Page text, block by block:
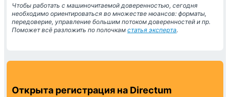
Чтобы работать с машиночитаемой доверенностью, сегодня
необходимо ориентироваться во множестве нюансов: форматы,
передоверие, управление большим потоком доверенностей и пр.
Поможет всё разложить по полочкам статья эксперта.
Открыта регистрация на Directum